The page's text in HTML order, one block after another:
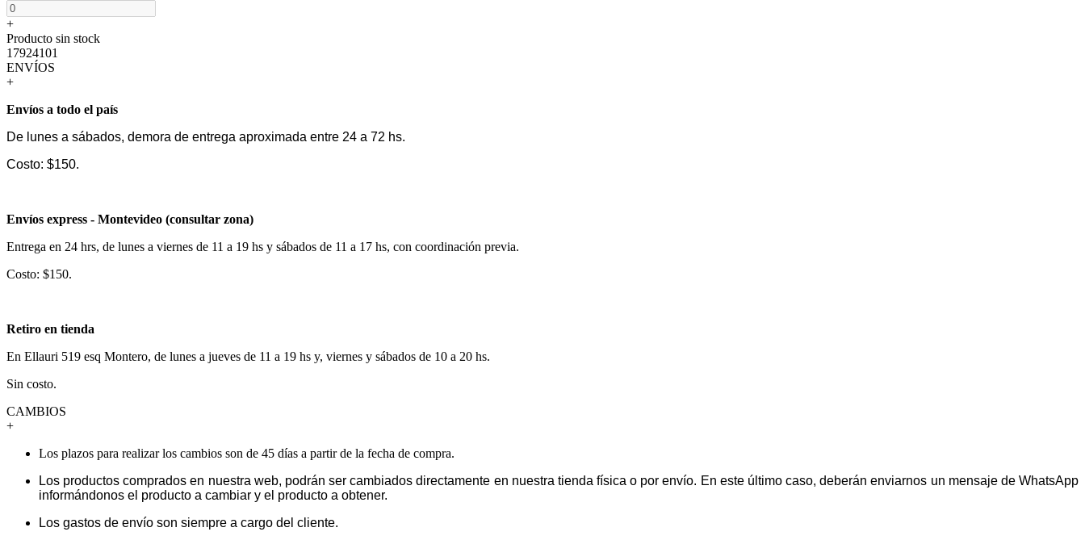
+
Producto sin stock
17924101
ENVÍOS
+
Envíos a todo el país
De lunes a sábados, demora de entrega aproximada entre 24 a 72 hs.
Costo: $150.
Envíos express - Montevideo (consultar zona)
Entrega en 24 hrs, de lunes a viernes de 11 a 19 hs y sábados de 11 a 17 hs, con coordinación previa.
Costo: $150.
Retiro en tienda
En Ellauri 519 esq Montero, de lunes a jueves de 11 a 19 hs y, viernes y sábados de 10 a 20 hs.
Sin costo.
CAMBIOS
+
Los plazos para realizar los cambios son de 45 días a partir de la fecha de compra.
Los productos comprados en nuestra web, podrán ser cambiados directamente en nuestra tienda física o por envío. En este último caso, deberán enviarnos un mensaje de WhatsApp
informándonos el producto a cambiar y el producto a obtener.
Los gastos de envío son siempre a cargo del cliente.